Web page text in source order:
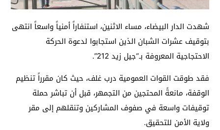
شهدت الدار البيضاء، مساء الاثنين، استنفاراً أمنياً واسعاً انتهى
بتوقيف عشرات الشبان الذين استجابوا لدعوة الحركة
الاحتجاجية المعروفة بـ“جيل زيد 212”.
فقد طوقت القوات العمومية درب غلف، حيث كان مقرراً تنظيم
الوقفة، مانعةً المحتجين من التجمهر، قبل أن تباشر حملة
توقيفات واسعة في صفوف المشاركين وتنقلهم إلى مقر
ولاية الأمن للتحقيق.